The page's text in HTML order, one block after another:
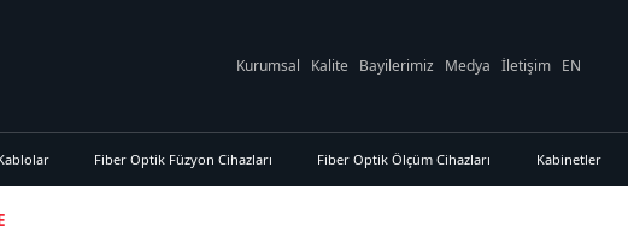
Kurumsal Kalite Bayilerimiz Medya İletişim EN
Fiber Optik Füzyon Cihazları Fiber Optik Ölçüm Cihazları Kabinetler